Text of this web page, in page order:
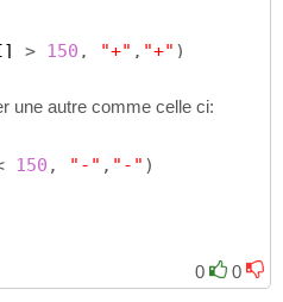
> 150 , "+" , "+" )
une autre comme celle ci:
150 , "-" , "-" )
0
0